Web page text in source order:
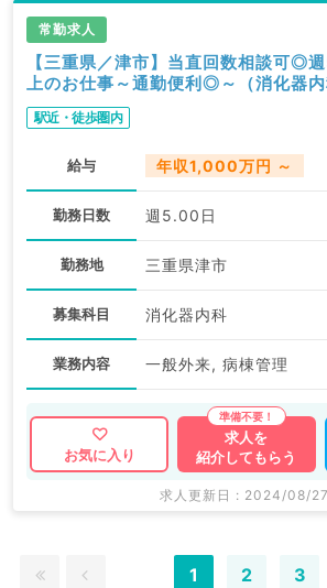
常勤求人
【三重県／津市】当直回数相談可◎
上のお仕事～通勤便利◎～（消化器内
駅近・徒歩圏内
給与 年収1,000万円 ～
勤務日数 週5.00日
勤務地 三重県津市
募集科目 消化器内科
業務内容 一般外来, 病棟管理
お気に入り
求人を
紹介してもらう
求人更新日 : 2024/08/27
1 2 3